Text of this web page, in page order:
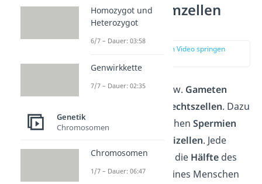
Was sind Keimzellen
(Gameten)?
zur Stelle im Video springen
UnterKeimzellen bzw. Gameten
Geschlechtszellen. Dazu
gehören die männlichenSpermien
Eizellen. Jede
dieser Zellen enthält die Hälfte des
gesamtenErbguts
eines Menschen
Homozygot und
Heterozygot
6/7 – Dauer: 03:58
Genwirkkette
7/7 – Dauer: 02:35
Genetik
Chromosomen
Chromosomen
1/7 – Dauer: 06:47